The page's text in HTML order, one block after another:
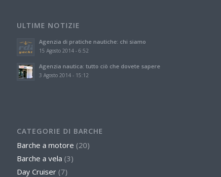
ULTIME NOTIZIE
Agenzia di pratiche nautiche: chi siamo
15 Agosto 2014 - 6:52
Agenzia nautica: tutto ciò che dovete sapere
3 Agosto 2014 - 15:12
CATEGORIE DI BARCHE
Barche a motore (20)
Barche a vela (3)
Day Cruiser(7)